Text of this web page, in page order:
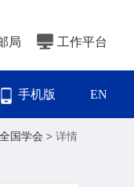
局 工作平台
手机版 EN
全国学会 > 详情